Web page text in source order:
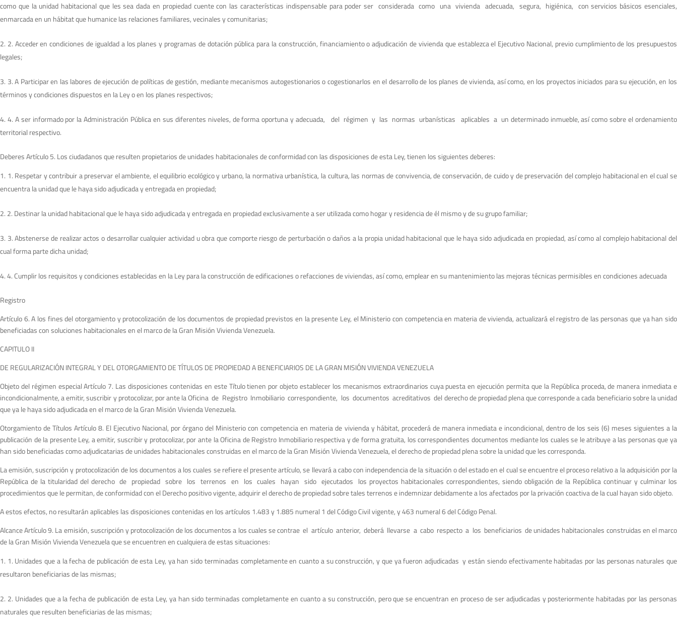
como que la unidad habitacional que les sea dada en propiedad cuente con las características indispensable para poder ser considerada como una vivienda adecuada, segura, higiénica, con servicios básicos esenciales,
enmarcada en un hábitat que humanice las relaciones familiares, vecinales y comunitarias;
2. Acceder en condiciones de igualdad a los planes y programas de dotación pública para la construcción, financiamiento o adjudicación de vivienda que establezca el Ejecutivo Nacional, previo cumplimiento de los presupuestos
legales;
3. A Participar en las labores de ejecución de políticas de gestión, mediante mecanismos autogestionarios o cogestionarlos en el desarrollo de los planes de vivienda, así como, en los proyectos iniciados para su ejecución, en los
términos y condiciones dispuestos en la Ley o en los planes respectivos;
4. A ser informado por la Administración Pública en sus diferentes niveles, de forma oportuna y adecuada, del régimen y las normas urbanísticas aplicables a un determinado inmueble, así como sobre el ordenamiento
territorial respectivo.
Deberes Artículo 5. Los ciudadanos que resulten propietarios de unidades habitacionales de conformidad con las disposiciones de esta Ley, tienen los siguientes deberes:
1. Respetar y contribuir a preservar el ambiente, el equilibrio ecológico y urbano, la normativa urbanística, la cultura, las normas de convivencia, de conservación, de cuido y de preservación del complejo habitacional en el cual se
encuentra la unidad que le haya sido adjudicada y entregada en propiedad;
2. Destinar la unidad habitacional que le haya sido adjudicada y entregada en propiedad exclusivamente a ser utilizada como hogar y residencia de él mismo y de su grupo familiar;
3. Abstenerse de realizar actos o desarrollar cualquier actividad u obra que comporte riesgo de perturbación o daños a la propia unidad habitacional que le haya sido adjudicada en propiedad, así como al complejo habitacional del
cual forma parte dicha unidad;
4. Cumplir los requisitos y condiciones establecidas en la Ley para la construcción de edificaciones o refacciones de viviendas, así como, emplear en su mantenimiento las mejoras técnicas permisibles en condiciones adecuada
Registro
Artículo 6. A los fines del otorgamiento y protocolización de los documentos de propiedad previstos en la presente Ley, el Ministerio con competencia en materia de vivienda, actualizará el registro de las personas que ya han sido
beneficiadas con soluciones habitacionales en el marco de la Gran Misión Vivienda Venezuela.
CAPITULO II
DE REGULARIZACIÓN INTEGRAL Y DEL OTORGAMIENTO DE TÍTULOS DE PROPIEDAD A BENEFICIARIOS DE LA GRAN MISIÓN VIVIENDA VENEZUELA
Objeto del régimen especial Artículo 7. Las disposiciones contenidas en este Título tienen por objeto establecer los mecanismos extraordinarios cuya puesta en ejecución permita que la República proceda, de manera inmediata e
incondicionalmente, a emitir, suscribir y protocolizar, por ante la Oficina de Registro Inmobiliario correspondiente, los documentos acreditativos del derecho de propiedad plena que corresponde a cada beneficiario sobre la unidad
que ya le haya sido adjudicada en el marco de la Gran Misión Vivienda Venezuela.
Otorgamiento de Títulos Artículo 8. El Ejecutivo Nacional, por órgano del Ministerio con competencia en materia de vivienda y hábitat, procederá de manera inmediata e incondicional, dentro de los seis (6) meses siguientes a la
publicación de la presente Ley, a emitir, suscribir y protocolizar, por ante la Oficina de Registro Inmobiliario respectiva y de forma gratuita, los correspondientes documentos mediante los cuales se le atribuye a las personas que ya
han sido beneficiadas como adjudicatarias de unidades habitacionales construidas en el marco de la Gran Misión Vivienda Venezuela, el derecho de propiedad plena sobre la unidad que les corresponda.
La emisión, suscripción y protocolización de los documentos a los cuales se refiere el presente artículo, se llevará a cabo con independencia de la situación o del estado en el cual se encuentre el proceso relativo a la adquisición por la
República de la titularidad del derecho de propiedad sobre los terrenos en los cuales hayan sido ejecutados los proyectos habitacionales correspondientes, siendo obligación de la República continuar y culminar los
procedimientos que le permitan, de conformidad con el Derecho positivo vigente, adquirir el derecho de propiedad sobre tales terrenos e indemnizar debidamente a los afectados por la privación coactiva de la cual hayan sido objeto.
A estos efectos, no resultarán aplicables las disposiciones contenidas en los artículos 1.483 y 1.885 numeral 1 del Código Civil vigente, y 463 numeral 6 del Código Penal.
Alcance Artículo 9. La emisión, suscripción y protocolización de los documentos a los cuales se contrae el artículo anterior, deberá llevarse a cabo respecto a los beneficiarios de unidades habitacionales construidas en el marco
de la Gran Misión Vivienda Venezuela que se encuentren en cualquiera de estas situaciones:
1. Unidades que a la fecha de publicación de esta Ley, ya han sido terminadas completamente en cuanto a su construcción, y que ya fueron adjudicadas y están siendo efectivamente habitadas por las personas naturales que
resultaron beneficiarias de las mismas;
2. Unidades que a la fecha de publicación de esta Ley, ya han sido terminadas completamente en cuanto a su construcción, pero que se encuentran en proceso de ser adjudicadas y posteriormente habitadas por las personas
naturales que resulten beneficiarias de las mismas;